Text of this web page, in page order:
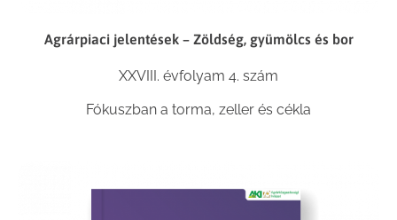
Agrárpiaci jelentések – Zöldség, gyümölcs és bor
XXVIII. évfolyam 4. szám
Fókuszban a torma, zeller és cékla